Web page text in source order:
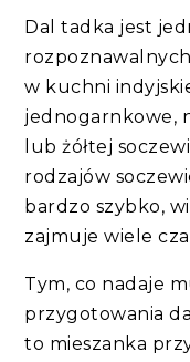
Dal tadka jest
w kuchni
jednogarnkowe,
lub żółtej
rodzajów
bardzo szybko,
zajmuje wiele
Tym, co nadaje
przygotowania
to mieszanka